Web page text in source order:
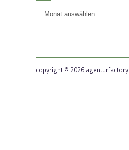
newsarchiv
copyright © 2026 agenturfactory